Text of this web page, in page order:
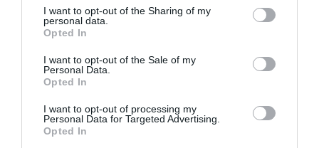
I want to opt-out of the Sharing of my
personal data.
Opted In
I want to opt-out of the Sale of my
Personal Data.
Opted In
I want to opt-out of processing my
Personal Data for Targeted Advertising.
Opted In